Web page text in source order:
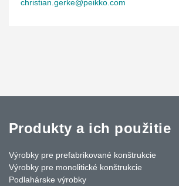
christian.gerke@peikko.com
Produkty a ich použitie
Výrobky pre prefabrikované konštrukcie
Výrobky pre monolitické konštrukcie
Podlahárske výrobky